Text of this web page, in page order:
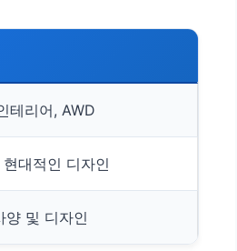
테리어, AWD
대적인 디자인
양 및 디자인